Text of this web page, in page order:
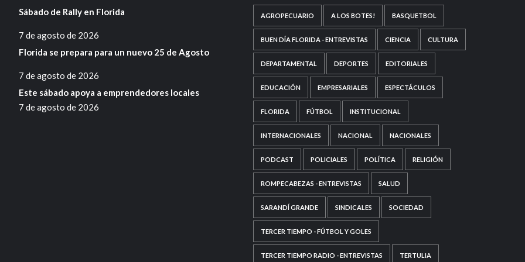
Sábado de Rally en Florida
7 de agosto de 2026
Florida se prepara para un nuevo 25 de Agosto
7 de agosto de 2026
Este sábado apoya a emprendedores locales
7 de agosto de 2026
AGROPECUARIO A LOS BOTES! BASQUETBOL
BUEN DÍA FLORIDA - ENTREVISTAS CIENCIA CULTURA
DEPARTAMENTAL DEPORTES EDITORIALES
EDUCACIÓN EMPRESARIALES ESPECTÁCULOS
FLORIDA FÚTBOL INSTITUCIONAL
INTERNACIONALES NACIONAL NACIONALES
PODCAST POLICIALES POLÍTICA RELIGIÓN
ROMPECABEZAS - ENTREVISTAS SALUD
SARANDÍ GRANDE SINDICALES SOCIEDAD
TERCER TIEMPO - FÚTBOL Y GOLES
TERCER TIEMPO RADIO - ENTREVISTAS TERTULIA